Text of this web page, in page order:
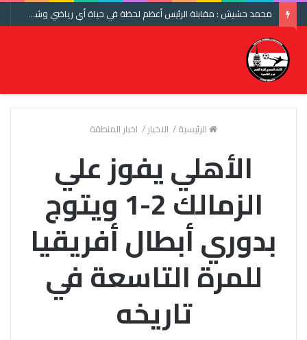
محمد حشيش : مقابلة الرئيس أعظم لحظة في حياة أي رياضي وشكرا اتحاد الكرة ومنتخب مصر
الرئيسية/ الاخبار/ اخبار المنطقة
الأهلي يفوز علي
الزمالك 2-1 ويتوج
بدوري أبطال أفريقيا
للمرة التاسعة في
تاريخه